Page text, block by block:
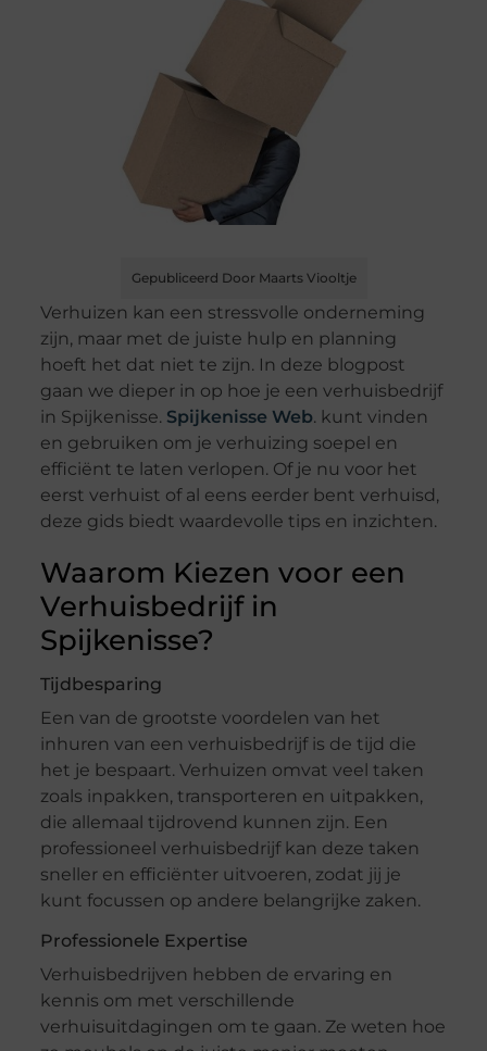
Gepubliceerd Door Maarts Viooltje
Verhuizen kan een stressvolle onderneming
zijn, maar met de juiste hulp en planning
hoeft het dat niet te zijn. In deze blogpost
gaan we dieper in op hoe je een verhuisbedrijf
in Spijkenisse. Spijkenisse Web. kunt vinden
en gebruiken om je verhuizing soepel en
efficiënt te laten verlopen. Of je nu voor het
eerst verhuist of al eens eerder bent verhuisd,
deze gids biedt waardevolle tips en inzichten.
Waarom Kiezen voor een
Verhuisbedrijf in
Spijkenisse?
Tijdbesparing
Een van de grootste voordelen van het
inhuren van een verhuisbedrijf is de tijd die
het je bespaart. Verhuizen omvat veel taken
zoals inpakken, transporteren en uitpakken,
die allemaal tijdrovend kunnen zijn. Een
professioneel verhuisbedrijf kan deze taken
sneller en efficiënter uitvoeren, zodat jij je
kunt focussen op andere belangrijke zaken.
Professionele Expertise
Verhuisbedrijven hebben de ervaring en
kennis om met verschillende
verhuisuitdagingen om te gaan. Ze weten hoe